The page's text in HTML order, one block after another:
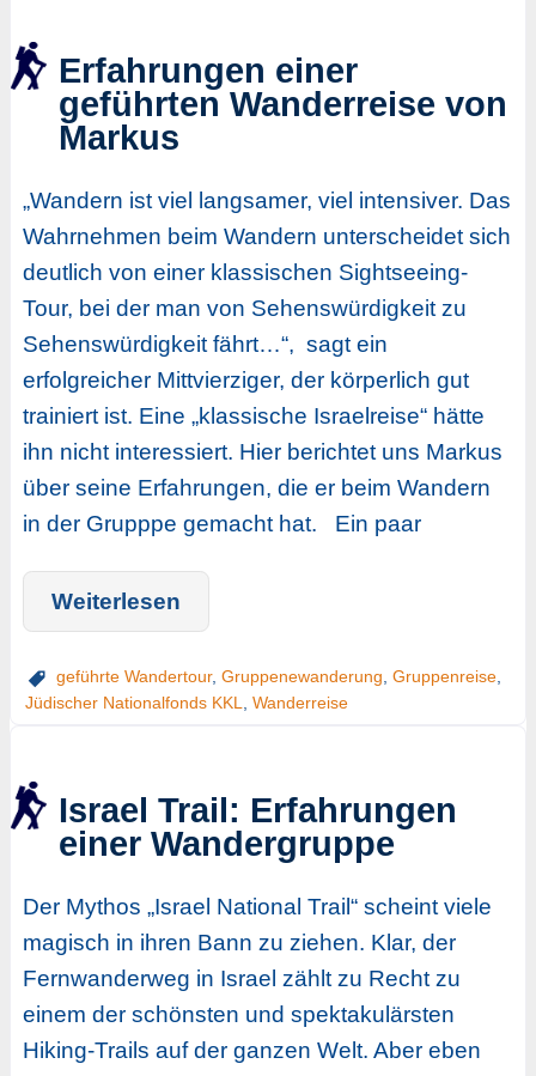
Erfahrungen einer
geführten Wanderreise von
Markus
„Wandern ist viel langsamer, viel intensiver. Das
Wahrnehmen beim Wandern unterscheidet sich
deutlich von einer klassischen Sightseeing-
Tour, bei der man von Sehenswürdigkeit zu
Sehenswürdigkeit fährt…“, sagt ein
erfolgreicher Mittvierziger, der körperlich gut
trainiert ist. Eine „klassische Israelreise“ hätte
ihn nicht interessiert. Hier berichtet uns Markus
über seine Erfahrungen, die er beim Wandern
in der Grupppe gemacht hat. Ein paar
Weiterlesen
geführte Wandertour, Gruppenewanderung Gruppenreise,
Jüdischer Nationalfonds KKL
Wanderreise
Israel Trail: Erfahrungen
einer Wandergruppe
Der Mythos „Israel National Trail“ scheint viele
magisch in ihren Bann zu ziehen. Klar, der
Fernwanderweg in Israel zählt zu Recht zu
einem der schönsten und spektakulärsten
Hiking-Trails auf der ganzen Welt. Aber eben